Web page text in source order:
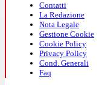
Contatti
La Redazione
Nota Legale
Gestione Cookie
Cookie Policy
Privacy Policy
Cond. Generali
Faq